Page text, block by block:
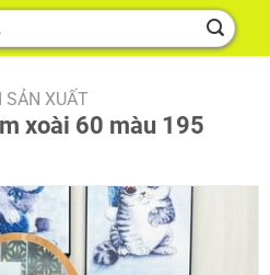
SẢN XUẤT
xoài 60 màu 195